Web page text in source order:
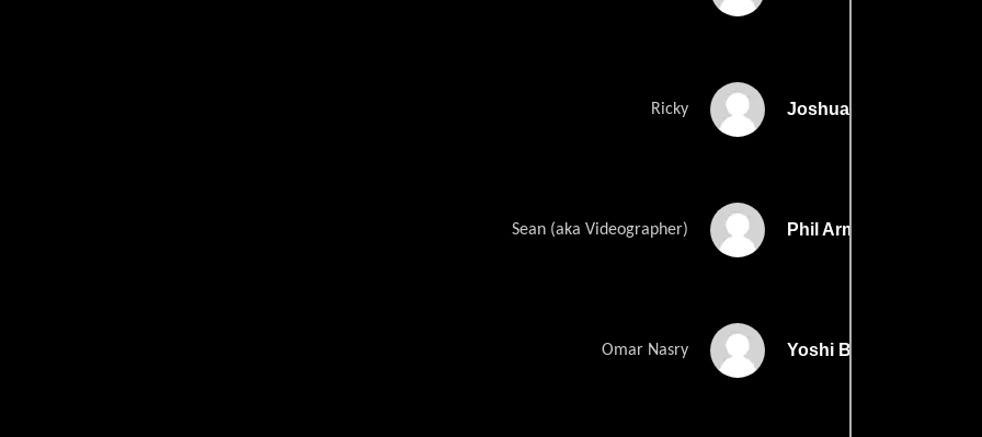
Ricky Joshua Gage
Sean (aka Videographer) Phil Armijo
Omar Nasry Yoshi Barrigas